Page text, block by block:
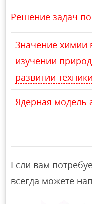
Решение задач
Значение химии
изучении
развитии техники
Ядерная модель
Если вам
всегда можете